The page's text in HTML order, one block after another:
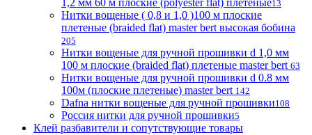
1,2 мм 60 м плоские (polyester flat) плетеные13
Нитки вощеные ( 0,8 и 1,0 )100 м плоские
плетеные (braided flat) master bert высокая бобина
205
Нитки вощеные для ручной прошивки d 1,0 мм
100 м плоские (braided flat) плетеные master bert 63
Нитки вощеные для ручной прошивки d 0.8 мм
100м (плоские плетеные) master bert 142
Dafna нитки вощеные для ручной прошивки108
Россия нитки для ручной прошивки5
Клей разбавители и сопутствующие товары